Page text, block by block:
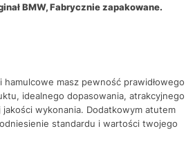
BMW, Fabrycznie zapakowane.
hamulcowe masz pewność prawidłowego
idealnego dopasowania, atrakcyjnego
wykonania. Dodatkowym atutem
standardu i wartości twojego